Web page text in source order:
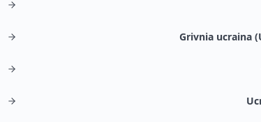
Grivnia ucraina